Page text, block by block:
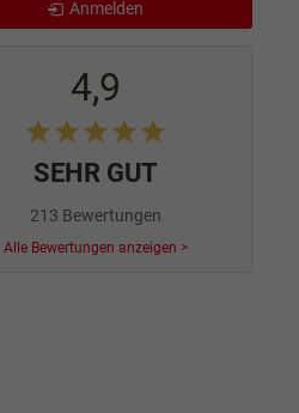
Anmelden
4,9
SEHR GUT
213 Bewertungen
Alle Bewertungen anzeigen >